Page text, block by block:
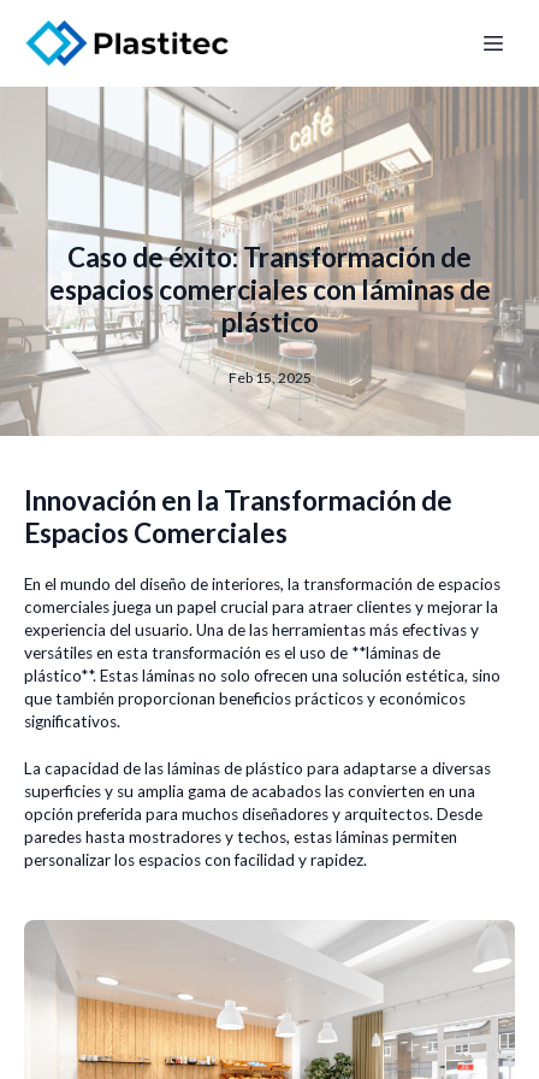
Caso de éxito: Transformación de
espacios comerciales con láminas de
plástico
Feb 15, 2025
Innovación en la Transformación de
Espacios Comerciales
En el mundo del diseño de interiores, la transformación de espacios
comerciales juega un papel crucial para atraer clientes y mejorar la
experiencia del usuario. Una de las herramientas más efectivas y
versátiles en esta transformación es el uso de **láminas de
plástico**. Estas láminas no solo ofrecen una solución estética, sino
que también proporcionan beneficios prácticos y económicos
significativos.
La capacidad de las láminas de plástico para adaptarse a diversas
superficies y su amplia gama de acabados las convierten en una
opción preferida para muchos diseñadores y arquitectos. Desde
paredes hasta mostradores y techos, estas láminas permiten
personalizar los espacios con facilidad y rapidez.